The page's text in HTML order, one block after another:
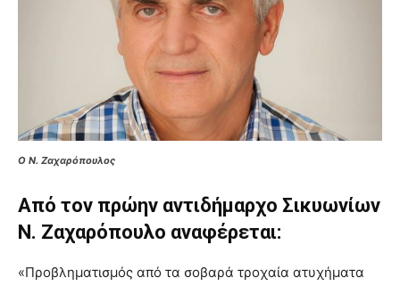
Ο Ν. Ζαχαρόπουλος
Από τον πρώην αντιδήμαρχο Σικυωνίων
Ν. Ζαχαρόπουλο αναφέρεται:
«Προβληματισμός από τα σοβαρά τροχαία ατυχήματα